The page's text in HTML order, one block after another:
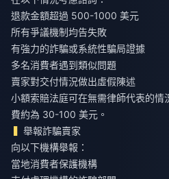
退款金額超過 500-1000 美元
所有爭議機制均告失敗
有強力的詐騙或系統性騙局證據
多名消費者遇到類似問題
賣家對交付情況做出虛假陳述
小額索賠法庭可在無需律師代表的情
費約為 30-100 美元。
舉報詐騙賣家
向以下機構舉報：
當地消費者保護機構